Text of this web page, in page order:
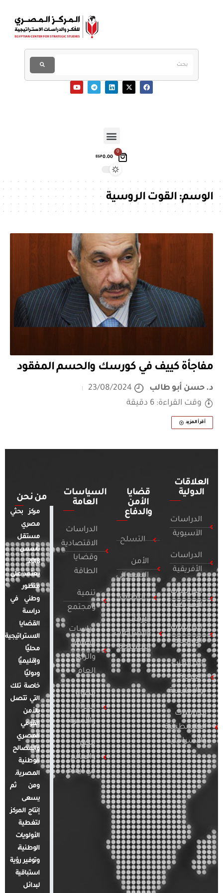
0
EGP0.00
الوسم:القوت الروسية
مفاجأة كييف في كورسك والحسم المفقود
د. حسن أبو طالب
23/08/2024
وقت القراءة: 6 دقيقة
أقرأ المزيد
العلاقات
الدولية
الدراسات
الآسيوية
الدراسات
الأفريقية
الدراسات
الأمريكية
الدراسات
الأوروبية
الدراسات
العربية
والإقليمية
الدراسات
الفلسطينية
والإسرائيلية
قضايا
الأمن
والدفاع
التسلح
الأمن
السيبراني
التطرف
الإرهاب
والصراعات
المسلحة
السياسات
العامة
الدراسات
الاقتصادية
وقضايا
الطاقة
تنمية
ومجتمع
دراسات
الإعلام
والرأي
العام
قضايا
المرأة
والأسرة
مصر
والعالم
في أرقام
من نحن
مركز بحثي
مصري
مستقل
تأسس
2018.
يعتمد على
منظور
وطني في
دراسة
القضايا
الاستراتيجية
محليًا
وإقليميًا
ودوليًا
خاصة تلك
التي تتصل
بالأمن
القومي
المصري
والمصالح
الوطنية
المصرية.
ومن ثم
يسعى
إنتاج المركز
لتغطية
الأولويات
الوطنية،
وتوفير رؤية
استباقية
لبدائل